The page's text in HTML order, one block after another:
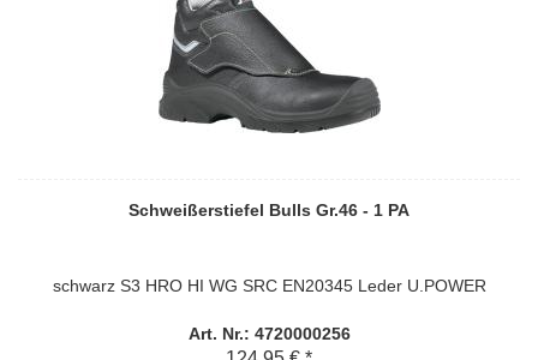
Schweißerstiefel Bulls Gr.46 - 1 PA
schwarz S3 HRO HI WG SRC EN20345 Leder U.POWER
Art. Nr.: 4720000256